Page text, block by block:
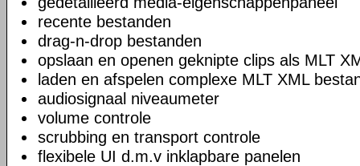
recente bestanden
drag-n-drop bestanden
opslaan en openen geknipte clips als MLT
laden en afspelen complexe MLT XML
audiosignaal niveaumeter
volume controle
scrubbing en transport controle
flexibele UI d.m.v inklapbare panelen